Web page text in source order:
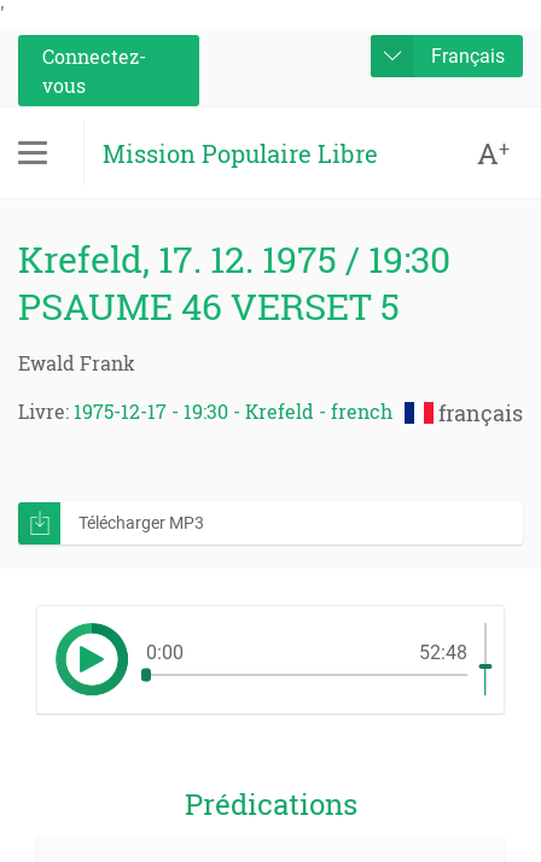
'
Connectez-
vous
Français
Mission Populaire Libre A+
Krefeld, 17. 12. 1975 / 19:30
PSAUME 46 VERSET 5
Ewald Frank
français
Livre: 1975-12-17 - 19:30 - Krefeld - french
Télécharger MP3
0:00 52:48
Prédications